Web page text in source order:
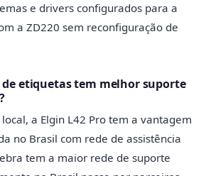
e drivers configurados para a
a ZD220 sem reconfiguração de
etiquetas tem melhor suporte
a Elgin L42 Pro tem a vantagem
no Brasil com rede de assistência
tem a maior rede de suporte